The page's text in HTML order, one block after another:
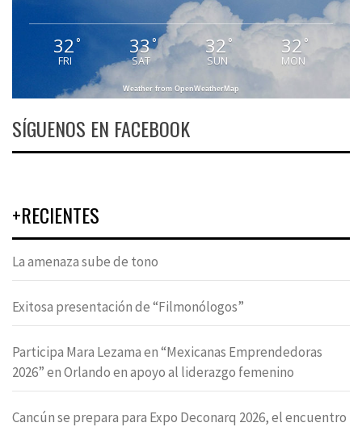
32°
FRI
33°
SAT
32 °
SUN
32 °
MON
Weather from OpenWeatherMap
SÍGUENOS EN FACEBOOK
+RECIENTES
La amenaza sube de tono
Exitosa presentación de “Filmonólogos”
Participa Mara Lezama en “Mexicanas Emprendedoras
2026” en Orlando en apoyo al liderazgo femenino
Cancún se prepara para Expo Deconarq 2026, el encuentro